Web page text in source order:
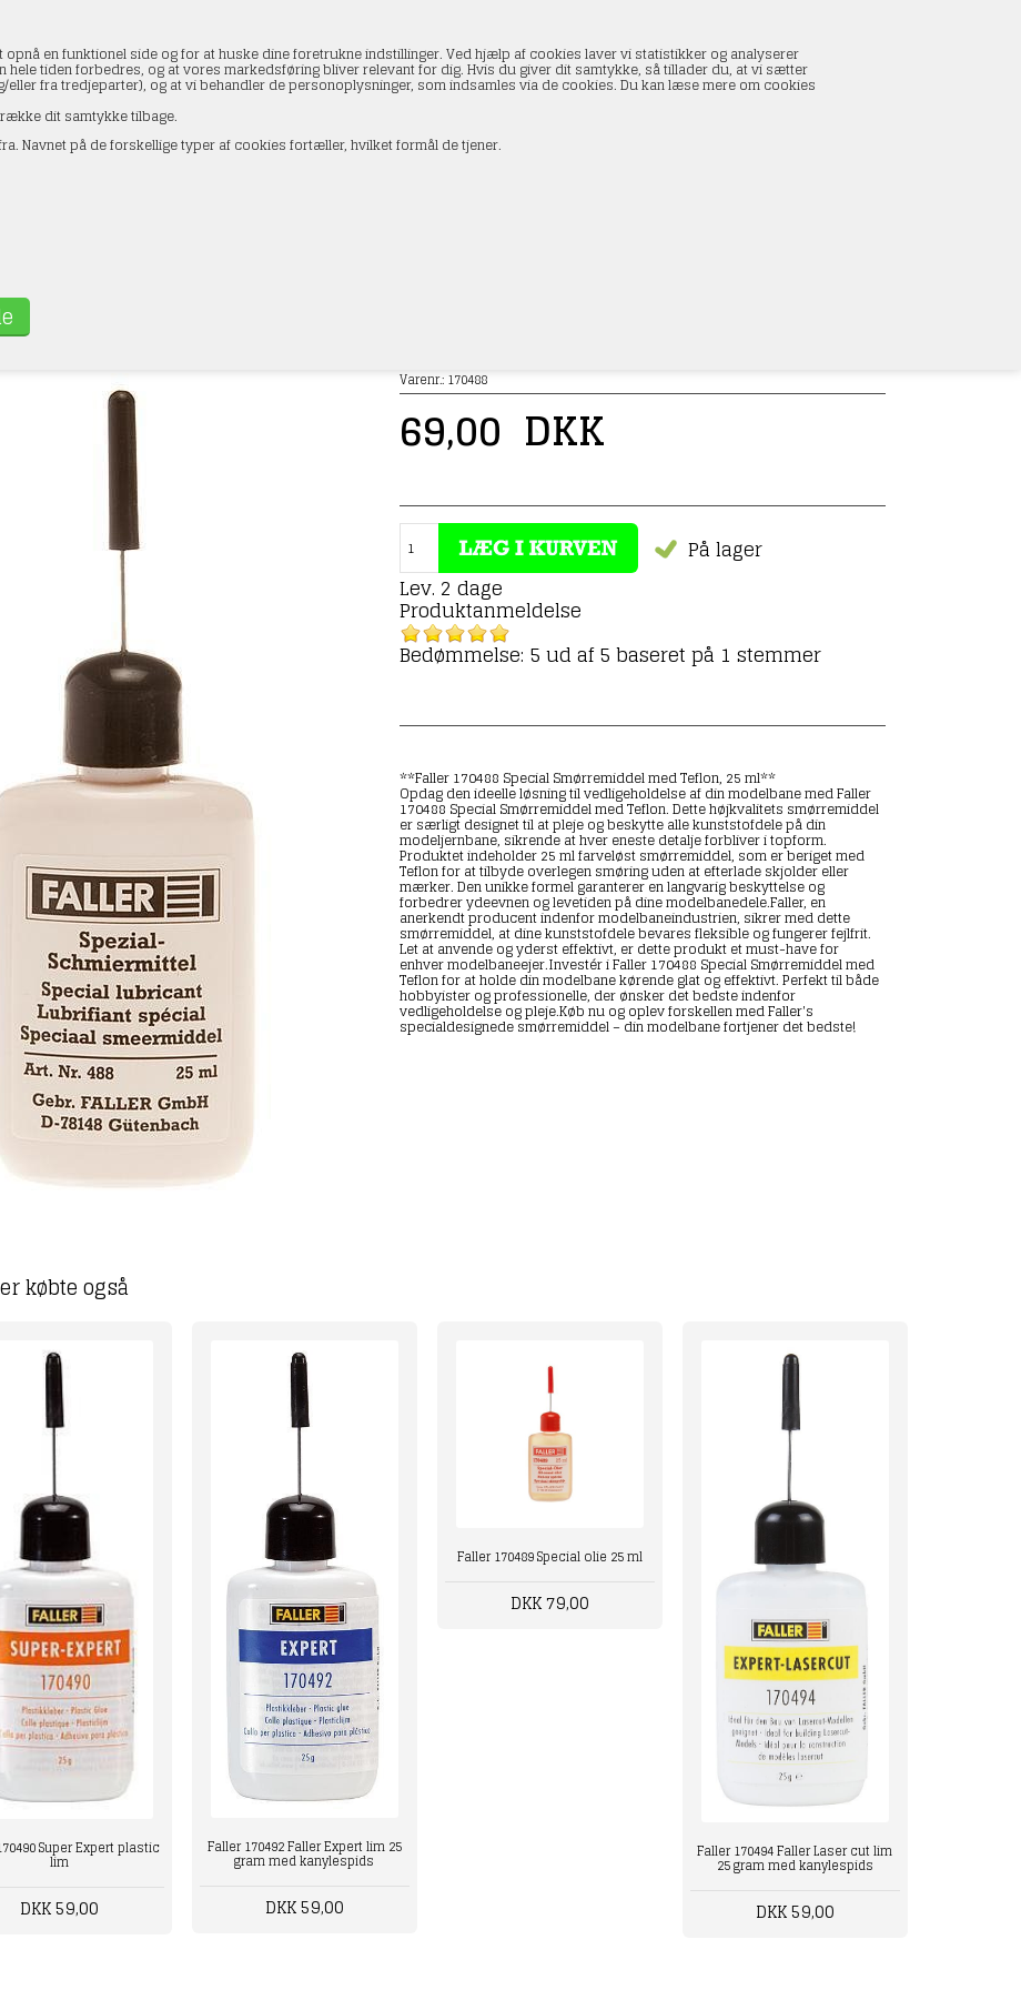
en funktionel side og for at huske dine foretrukne indstillinger. Ved hjælp af cookies laver vi statistikker og analyserer
hele tiden forbedres, og at vores markedsføring bliver relevant for dig. Hvis du giver dit samtykke, så tillader du, at vi sætter
eller fra tredjeparter), og at vi behandler de personoplysninger, som indsamles via de cookies. Du kan læse mere om cookies
dit samtykke tilbage.
Navnet på de forskellige typer af cookies fortæller, hvilket formål de tjener.
0 vare(r) i kurven
I alt:
»
Varenr.: 170488
69,00 DKK
På lager
Lev. 2 dage
Produktanmeldelse
Bedømmelse: 5 ud af 5 baseret på 1 stemmer
**Faller 170488 Special Smørremiddel med Teflon, 25 ml**
Opdag den ideelle løsning til vedligeholdelse af din modelbane med Faller
170488 Special Smørremiddel med Teflon. Dette højkvalitets smørremiddel
er særligt designet til at pleje og beskytte alle kunststofdele på din
modeljernbane, sikrende at hver eneste detalje forbliver i topform.
Produktet indeholder 25 ml farveløst smørremiddel, som er beriget med
Teflon for at tilbyde overlegen smøring uden at efterlade skjolder eller
mærker. Den unikke formel garanterer en langvarig beskyttelse og
forbedrer ydeevnen og levetiden på dine modelbanedele.Faller, en
anerkendt producent indenfor modelbaneindustrien, sikrer med dette
smørremiddel, at dine kunststofdele bevares fleksible og fungerer fejlfrit.
Let at anvende og yderst effektivt, er dette produkt et must-have for
enhver modelbaneejer.Investér i Faller 170488 Special Smørremiddel med
Teflon for at holde din modelbane kørende glat og effektivt. Perfekt til både
hobbyister og professionelle, der ønsker det bedste indenfor
vedligeholdelse og pleje.Køb nu og oplev forskellen med Faller's
specialdesignede smørremiddel – din modelbane fortjener det bedste!
købte også
Super Expert plastic
lim
DKK 59,00
Faller 170492 Faller Expert lim 25
gram med kanylespids
DKK 59,00
Faller 170489 Special olie 25 ml
DKK 79,00
Faller 170494 Faller Laser cut lim
25 gram med kanylespids
DKK 59,00